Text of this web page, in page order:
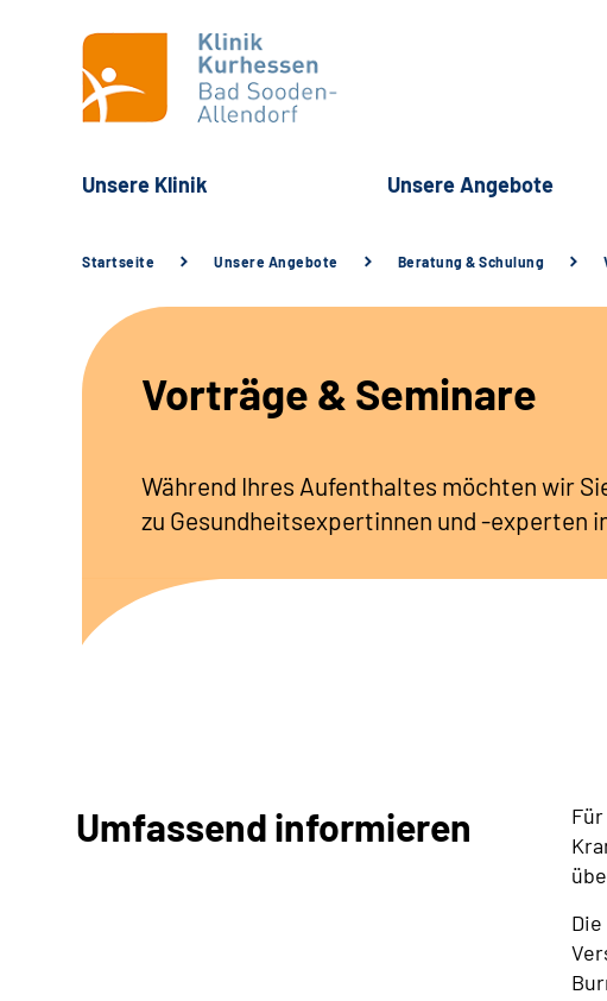
Unsere Klinik Unsere Angebote
Startseite Unsere Angebote Beratung & Schulung
Vorträge & Seminare
Während Ihres Aufenthaltes möchten wir
zu Gesundheitsexpertinnen und -experten
Umfassend informieren